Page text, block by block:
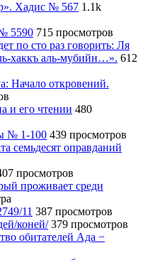
Хадис № 567 1.1k
5590 715 просмотров
по сто раз говорить: Ля
хаккъ аль-мубийн…». 612
Начало откровений.
и его чтении 480
№ 1-100 439 просмотров
семьдесят оправданий
просмотров
проживает среди
11 387 просмотров
коней/ 379 просмотров
обитателей Ада −